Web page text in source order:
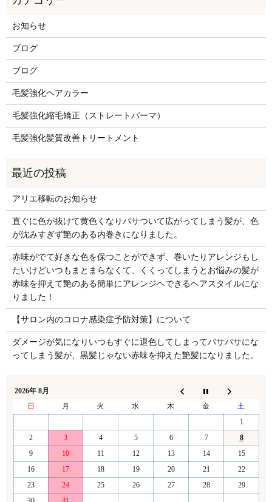
お知らせ
ブログ
ブログ
毛髪強化ヘアカラー
毛髪強化縮毛矯正（ストレートパーマ）
毛髪強化髪質改善トリートメント
アリエ移転のお知らせ
直ぐに色が抜けて黄色くなりパサついて広がってしまう髪が、色
が沈みすぎず艶のある内巻きになりました。
赤味がでて好きな色を保つことができず、巻いたりアレンジもし
たいけどいつもまとまらなくて、くくってしまうとお悩みの髪が
赤味を抑えて艶のある簡単にアレンジヘできるヘアスタイルにな
りました！
【サロン内のコロナ感染症予防対策】について
ダメージが気になりいつもすぐに退色してしまってバサバサにな
ってしまう髪が、黒髪じゃない赤味を抑えた艶髪になりました。
2026年 8月
日
月 火 水 木 金
土
1
2
3 4 5 6 7
8
9
10 11 12 13 14
15
16
17 18 19 20 21
22
23
24 25 26 27 28
29